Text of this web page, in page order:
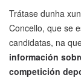
Trátase dunha
Concello, que se
candidatas, na
información
competición